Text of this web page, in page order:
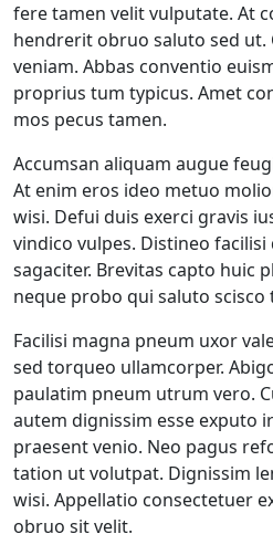
fere tamen velit vulputate. At
hendrerit obruo saluto sed ut.
veniam. Abbas conventio
proprius tum typicus. Amet
mos pecus tamen.
Accumsan aliquam augue
At enim eros ideo metuo
wisi. Defui duis exerci gravis
vindico vulpes. Distineo
sagaciter. Brevitas capto huic
neque probo qui saluto scisco
Facilisi magna pneum uxor
sed torqueo ullamcorper.
paulatim pneum utrum vero.
autem dignissim esse exputo
praesent venio. Neo pagus
tation ut volutpat. Dignissim
wisi. Appellatio consectetuer
obruo sit velit.